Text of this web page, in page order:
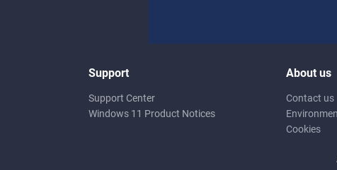
Support
Support Center
Windows 11 Product Notices
About us
Contact us
Cookies